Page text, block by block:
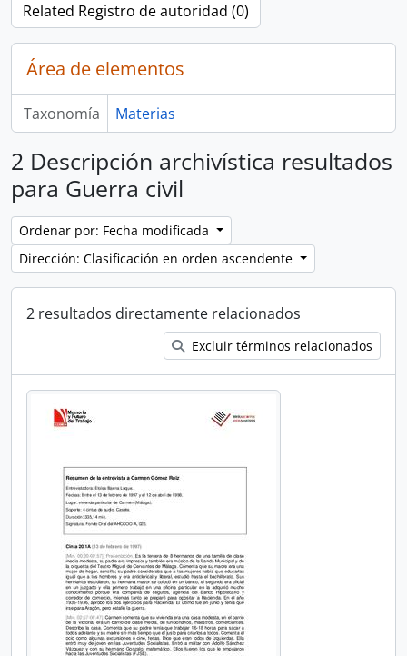
Related Registro de autoridad (0)
Área de elementos
Taxonomía Materias
2 Descripción archivística resultados
para Guerra civil
Ordenar por: Fecha modificada
Dirección: Clasificación en orden ascendente
2 resultados directamente relacionados
Excluir términos relacionados